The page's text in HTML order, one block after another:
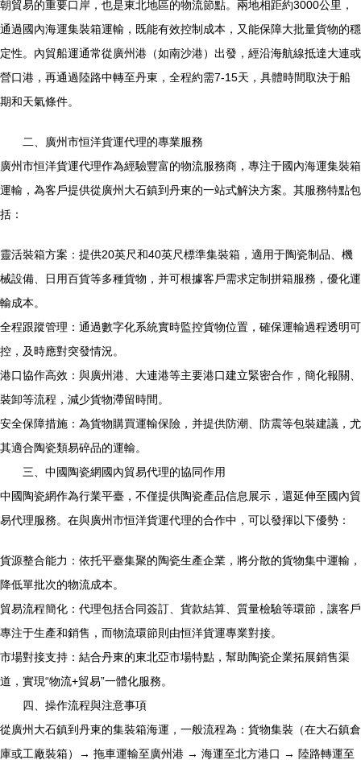
朝貿易的重要口岸，也是東北地區的物流節點。兩地相距約3000公里，
通過國內海運集裝箱運輸，既能有效控制成本，又能保障大批量貨物的穩
定性。內貿船運通常從廣州港（如南沙港）出發，經沿海航線抵達大連或
營口港，再通過陸路中轉至丹東，全程約需7-15天，具體時間取決于船
期和天氣條件。
二、廣州市恒洋貨運代理的專業服務
廣州市恒洋貨運代理作為經驗豐富的物流服務商，專注于國內海運集裝箱
運輸，為客戶提供從廣州大石鎮到丹東的一站式解決方案。其服務特點包
括：
靈活裝箱方案：提供20英尺和40英尺標準集裝箱，適用于陶瓷制品、機
械設備、日用百貨等多種貨物，并可根據客戶需求定制拼箱服務，優化運
輸成本。
全程跟蹤管理：通過數字化系統實時監控貨物位置，確保運輸過程透明可
控，及時應對突發情況。
港口協作高效：與廣州港、大連港等主要港口建立緊密合作，簡化報關、
裝卸等流程，減少貨物滯留時間。
安全保障措施：為貨物購買運輸保險，并提供防潮、防震等包裝建議，尤
其適合陶瓷類易碎品的運輸。
三、中國陶瓷網國內貿易代理的協同作用
中國陶瓷網作為行業平臺，不僅提供陶瓷產品信息展示，還延伸至國內貿
易代理服務。在與廣州市恒洋貨運代理的合作中，可以發揮以下優勢：
貨源整合能力：依托平臺集聚的陶瓷生產企業，將分散的貨物集中運輸，
降低單批次的物流成本。
貿易流程簡化：代理包括合同簽訂、貨款結算、質量檢驗等環節，讓客戶
專注于生產和銷售，而物流環節則由恒洋貨運專業對接。
市場對接支持：結合丹東的東北亞市場特點，幫助陶瓷企業拓展銷售渠
道，實現“物流+貿易”一體化服務。
四、操作流程與注意事項
從廣州大石鎮到丹東的集裝箱海運，一般流程為：貨物集裝（在大石鎮倉
庫或工廠裝箱）→ 拖車運輸至廣州港 → 海運至北方港口 → 陸路轉運至